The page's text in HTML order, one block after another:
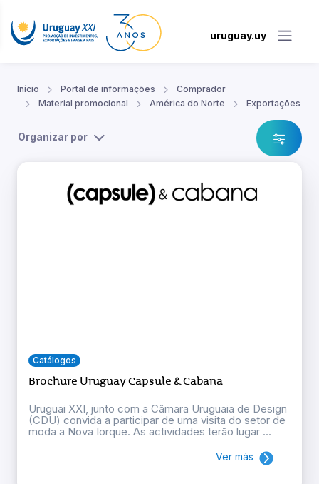
uruguay.uy
Início Portal de informações
Comprador
Material promocional
América do Norte Exportações
Organizar por
Catálogos
Brochure Uruguay Capsule & Cabana
Uruguai XXI, junto com a Câmara Uruguaia de Design
(CDU) convida a participar de uma visita do setor de
moda a Nova Iorque. As actividades terão lugar ...
Ver más